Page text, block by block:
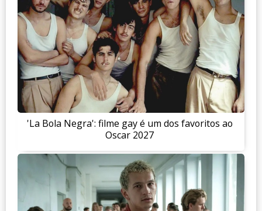
'La Bola Negra': filme gay é um dos favoritos ao
Oscar 2027